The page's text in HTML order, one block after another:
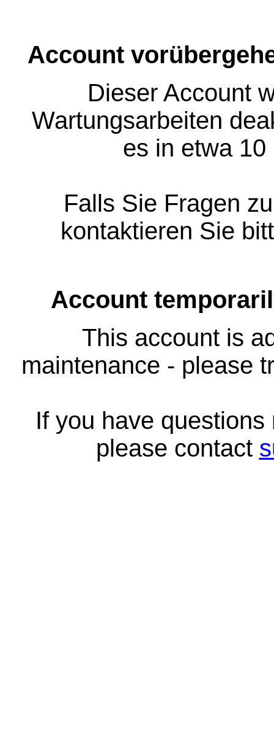
Account
Dieser Account
Wartungsarbeiten
es in etwa
Falls Sie Fragen
kontaktieren Sie
Account
This account is
maintenance - please
If you have
please contact